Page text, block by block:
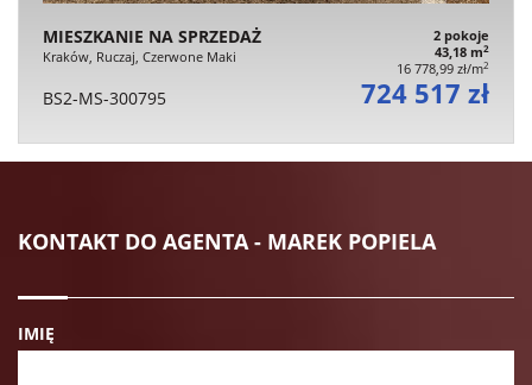
MIESZKANIE NA SPRZEDAŻ
Kraków, Ruczaj, Czerwone Maki
2 pokoje
43,18 m2
16 778,99 zł/m2
BS2-MS-300795 724 517 zł
KONTAKT DO AGENTA - MAREK POPIELA
IMIĘ